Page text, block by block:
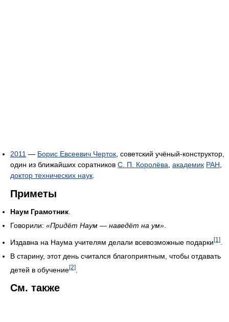
2011 — Борис Евсеевич Черток , советский учёный-конструктор,
один из ближайших соратников С. П. Королёва академик РАН
доктор технических наук
Приметы
Наум Грамотник
Говорили: «Придёт Наум — наведёт на ум»
Издавна на Наума учителям делали всевозможные подарки[1]
В старину, этот день считался благоприятным, чтобы отдавать
детей в обучение[2]
См. также